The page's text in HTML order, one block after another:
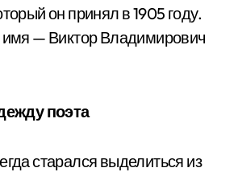
он принял в 1905 году.
имя — Виктор Владимирович
поэта
старался выделиться из